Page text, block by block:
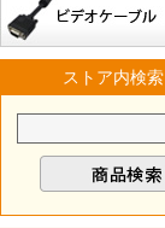
ストア内検索